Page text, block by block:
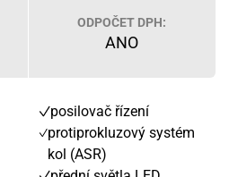
ODPOČET DPH:
ANO
posilovač řízení
protiprokluzový systém
kol (ASR)